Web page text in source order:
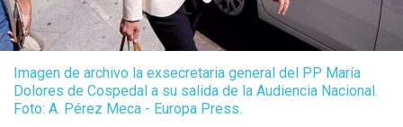
Imagen de archivo la exsecretaria general del PP María
Dolores de Cospedal a su salida de la Audiencia Nacional.
Foto: A. Pérez Meca - Europa Press.